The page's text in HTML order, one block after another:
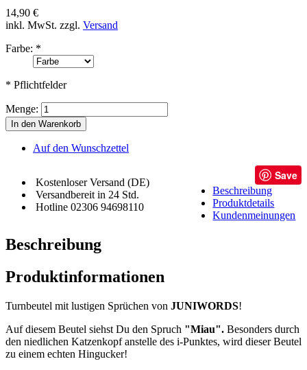
14,90 €
inkl. MwSt. zzgl. Versand
Farbe: *
* Pflichtfelder
Menge:
In den Warenkorb
Auf den Wunschzettel
Kostenloser Versand (DE)
Versandbereit in 24 Std.
Hotline 02306 94698110
Save
Beschreibung
Produktdetails
Kundenmeinungen
Beschreibung
Produktinformationen
Turnbeutel mit lustigen Sprüchen von JUNIWORDS!
Auf diesem Beutel siehst Du den Spruch "Miau". Besonders durch
den niedlichen Katzenkopf anstelle des i-Punktes, wird dieser Beutel
zu einem echten Hingucker!